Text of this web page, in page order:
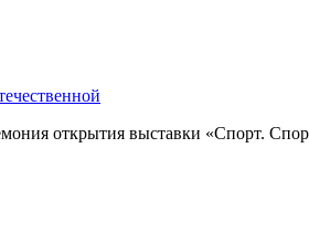
открытия выставки «Спорт.